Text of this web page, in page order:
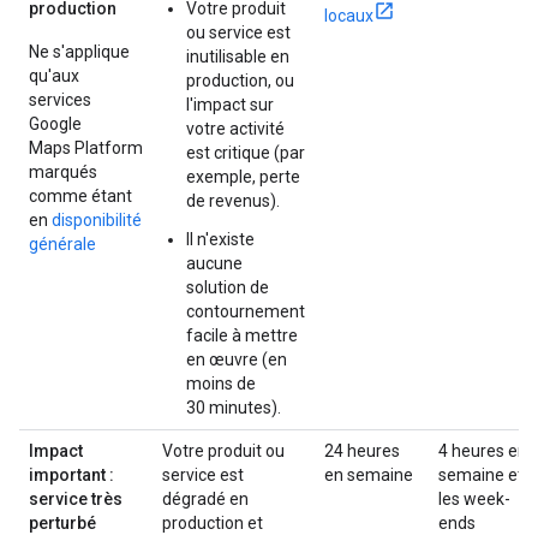
production
Ne s'applique
qu'aux
services
Google
Maps Platform
marqués
comme étant
en disponibilité
générale
Votre produit
ou service est
inutilisable en
production, ou
l'impact sur
votre activité
est critique (par
exemple, perte
de revenus).
Il n'existe
aucune
solution de
contournement
facile à mettre
en œuvre (en
moins de
30 minutes).
locaux
Impact
important :
service très
perturbé
Votre produit ou
service est
dégradé en
production et
24 heures
en semaine
4 heures en
semaine et
les week-
ends